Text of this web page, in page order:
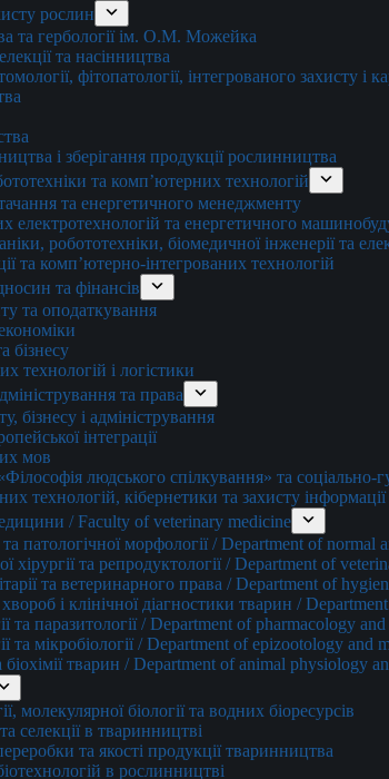
рослин
та гербології ім. О.М. Можейка
та насінництва
фітопатології, інтегрованого захисту
і зберігання продукції рослинництва
та комп’ютерних технологій
та енергетичного менеджменту
електротехнологій та енергетичного
робототехніки, біомедичної інженерії та
та комп’ютерно-інтегрованих технологій
та фінансів
та оподаткування
бізнесу
технологій і логістики
та права
бізнесу і адміністрування
інтеграції
мов
людського спілкування» та соціально-
технологій, кібернетики та захисту інформації
/ Faculty of veterinary medicine
патологічної морфології / Department of
хірургії та репродуктології / Department of
та ветеринарного права / Department of
і клінічної діагностики тварин /
та паразитології / Department of pharmacology
та мікробіології / Department of epizootology and
біохімії тварин / Department of animal physiology
молекулярної біології та водних біоресурсів
селекції в тваринництві
та якості продукції тваринництва
в рослинництві